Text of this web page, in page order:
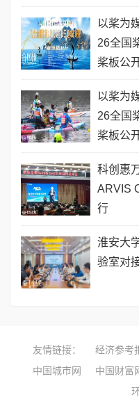
以桨为
26全国
桨板公
以桨为
26全国
桨板公
科创惠
ARVIS
行
淮安大
验室对
友情链接： 经济参考
中国城市网
中国财富